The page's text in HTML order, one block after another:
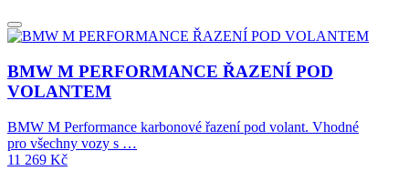
BMW M PERFORMANCE ŘAZENÍ POD
VOLANTEM
BMW M Performance karbonové řazení pod volant. Vhodné
pro všechny vozy s …
11 269 Kč